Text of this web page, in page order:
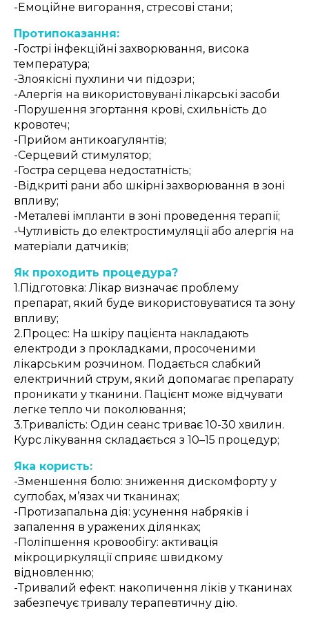
-Емоційне вигорання, стресові стани;
Протипоказання:
-Гострі інфекційні захворювання, висока
температура;
-Злоякісні пухлини чи підозри;
-Алергія на використовувані лікарські засоби
-Порушення згортання крові, схильність до
кровотеч;
-Прийом антикоагулянтів;
-Серцевий стимулятор;
-Гостра серцева недостатність;
-Відкриті рани або шкірні захворювання в зоні
впливу;
-Металеві імпланти в зоні проведення терапії;
-Чутливість до електростимуляції або алергія на
матеріали датчиків;
Як проходить процедура?
1.Підготовка: Лікар визначає проблему
препарат, який буде використовуватися та зону
впливу;
2.Процес: На шкіру пацієнта накладають
електроди з прокладками, просоченими
лікарським розчином. Подається слабкий
електричний струм, який допомагає препарату
проникати у тканини. Пацієнт може відчувати
легке тепло чи поколювання;
3.Тривалість: Один сеанс триває 10-30 хвилин.
Курс лікування складається з 10–15 процедур;
Яка користь:
-Зменшення болю: зниження дискомфорту у
суглобах, м’язах чи тканинах;
-Протизапальна дія: усунення набряків і
запалення в уражених ділянках;
-Поліпшення кровообігу: активація
мікроциркуляції сприяє швидкому
відновленню;
-Тривалий ефект: накопичення ліків у тканинах
забезпечує тривалу терапевтичну дію.